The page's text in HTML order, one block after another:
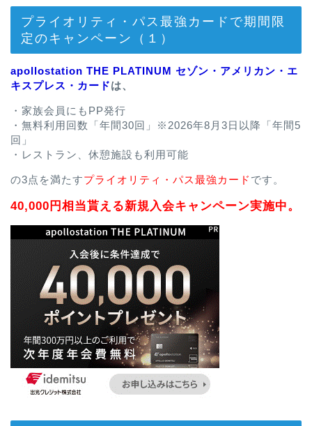
プライオリティ・パス最強カードで期間限
定のキャンペーン（１）
apollostation THE PLATINUM セゾン・アメリカン・エ
キスプレス・カードは、
・家族会員にもPP発行
・無料利用回数「年間30回」※2026年8月3日以降「年間5
回」
・レストラン、休憩施設も利用可能
の3点を満たすプライオリティ・パス最強カード です。
40,000円相当貰える新規入会キャンペーン実施中。